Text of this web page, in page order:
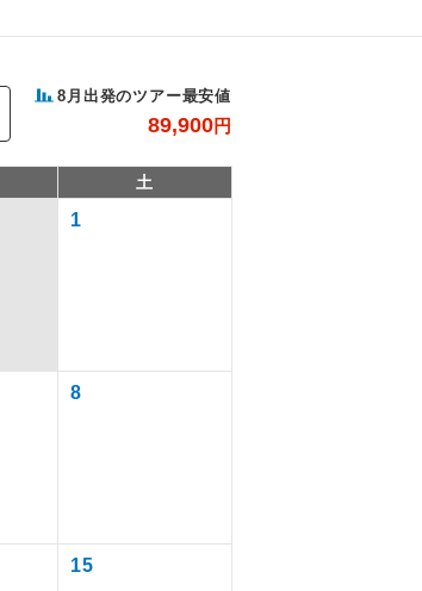
8 月出発のツアー最安値
89,900円
土
1
8
15